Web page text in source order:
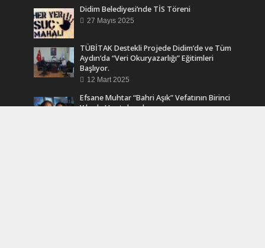
Didim Belediyesi’nde TİS Töreni
27 Mayıs 2025
TÜBİTAK Destekli Projede Didim’de ve Tüm
Aydın’da “Veri Okuryazarlığı” Eğitimleri
Başlıyor.
12 Mart 2025
Efsane Muhtar “Bahri Aşık” Vefatının Birinci
Yılında Unutulmadı